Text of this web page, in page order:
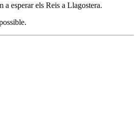
a esperar els Reis a Llagostera.